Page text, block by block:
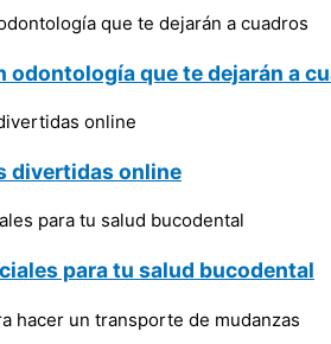
odontología que te dejarán a
divertidas online
para tu salud bucodental